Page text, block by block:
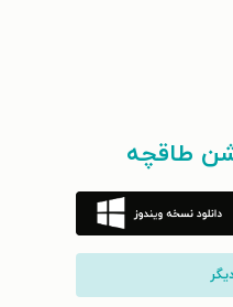
طاقچه